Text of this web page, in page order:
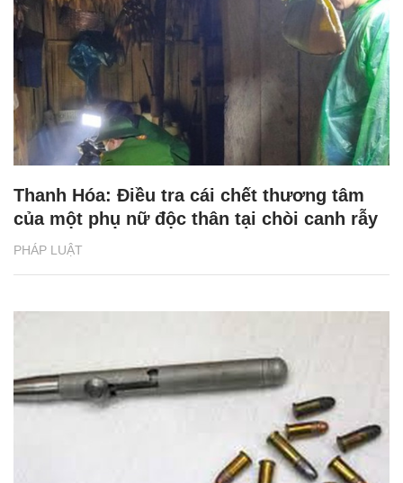
PHÁP LUẬT
Thanh Hóa: Điều tra cái chết thương tâm
của một phụ nữ độc thân tại chòi canh rẫy